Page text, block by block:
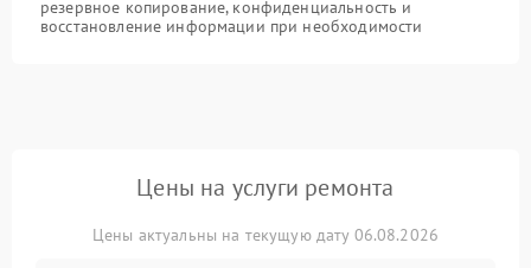
резервное копирование, конфиденциальность и
восстановление информации при необходимости
Цены на услуги ремонта
Цены актуальны на текущую дату 06.08.2026